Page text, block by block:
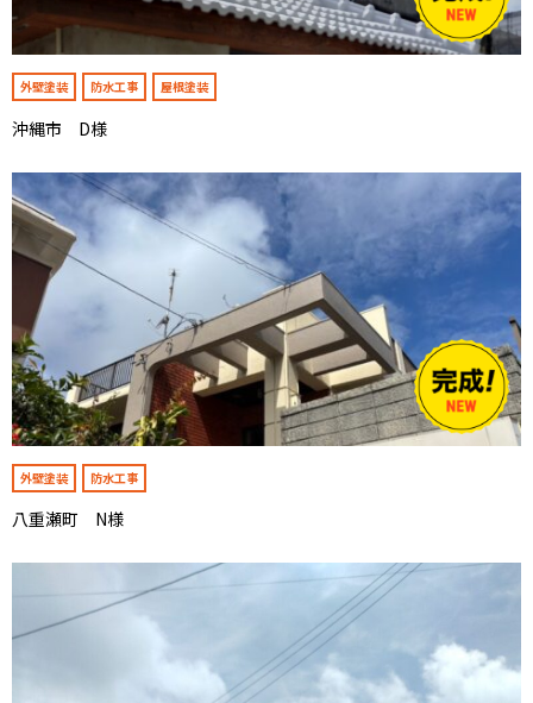
外壁塗装 防水工事 屋根塗装
沖縄市 D様
外壁塗装 防水工事
八重瀬町 N様